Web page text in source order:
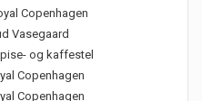
Copenhagen
Vasegaard
og kaffestel
Copenhagen
Copenhagen